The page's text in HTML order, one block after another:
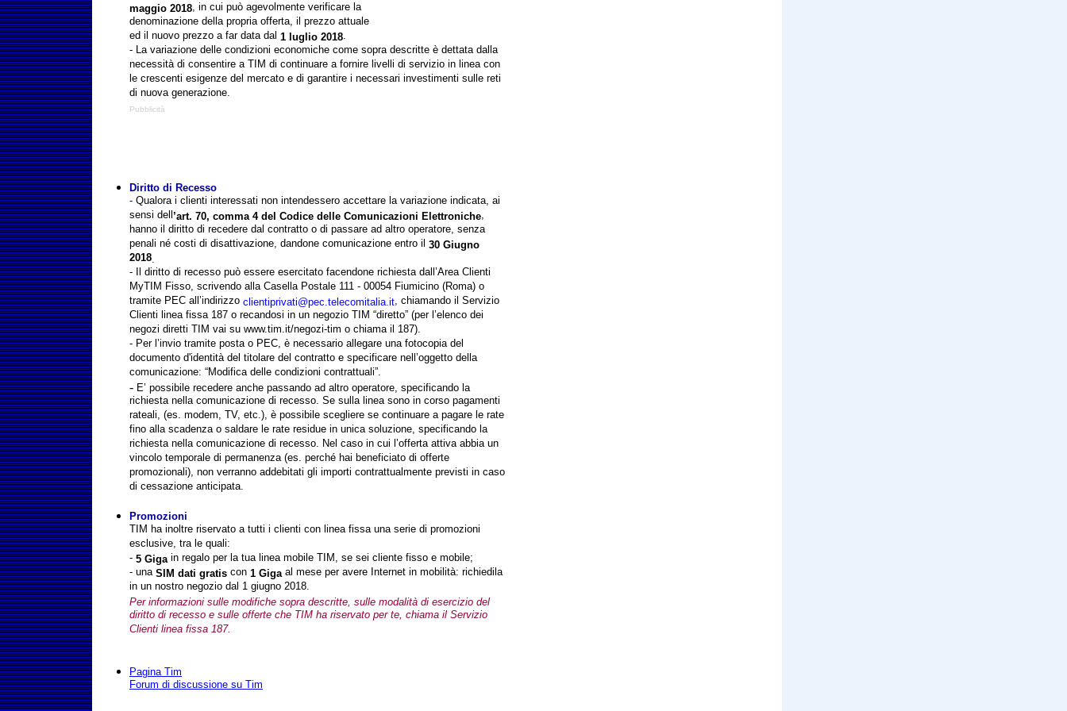
maggio 2018, in cui può agevolmente verificare la
denominazione della propria offerta, il prezzo attuale
ed il nuovo prezzo a far data dal 1 luglio 2018.
- La variazione delle condizioni economiche come sopra descritte è dettata dalla
necessità di consentire a TIM di continuare a fornire livelli di servizio in linea con
le crescenti esigenze del mercato e di garantire i necessari investimenti sulle reti
di nuova generazione.
Pubblicità
Diritto di Recesso
- Qualora i clienti interessati non intendessero accettare la variazione indicata, ai
sensi dell’art. 70, comma 4 del Codice delle Comunicazioni Elettroniche,
hanno il diritto di recedere dal contratto o di passare ad altro operatore, senza
penali né costi di disattivazione, dandone comunicazione entro il 30 Giugno
2018.
- Il diritto di recesso può essere esercitato facendone richiesta dall’Area Clienti
MyTIM Fisso, scrivendo alla Casella Postale 111 - 00054 Fiumicino (Roma) o
tramite PEC all’indirizzo clientiprivati@pec.telecomitalia.it, chiamando il Servizio
Clienti linea fissa 187 o recandosi in un negozio TIM “diretto” (per l’elenco dei
negozi diretti TIM vai su www.tim.it/negozi-tim o chiama il 187).
- Per l’invio tramite posta o PEC, è necessario allegare una fotocopia del
documento d'identità del titolare del contratto e specificare nell’oggetto della
comunicazione: “Modifica delle condizioni contrattuali”.
- E’ possibile recedere anche passando ad altro operatore, specificando la
richiesta nella comunicazione di recesso. Se sulla linea sono in corso pagamenti
rateali, (es. modem, TV, etc.), è possibile scegliere se continuare a pagare le rate
fino alla scadenza o saldare le rate residue in unica soluzione, specificando la
richiesta nella comunicazione di recesso. Nel caso in cui l’offerta attiva abbia un
vincolo temporale di permanenza (es. perché hai beneficiato di offerte
promozionali), non verranno addebitati gli importi contrattualmente previsti in caso
di cessazione anticipata.
Promozioni
TIM ha inoltre riservato a tutti i clienti con linea fissa una serie di promozioni
esclusive, tra le quali:
- 5 Giga in regalo per la tua linea mobile TIM, se sei cliente fisso e mobile;
- una SIM dati gratis con 1 Giga al mese per avere Internet in mobilità: richiedila
in un nostro negozio dal 1 giugno 2018.
Per informazioni sulle modifiche sopra descritte, sulle modalità di esercizio del
diritto di recesso e sulle offerte che TIM ha riservato per te, chiama il Servizio
Clienti linea fissa 187.
Pagina Tim
Forum di discussione su Tim